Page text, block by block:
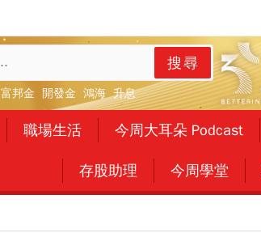
搜尋
富邦金 開發金 鴻海 升息
職場生活 今周大耳朵 Podcast
存股助理 今周學堂